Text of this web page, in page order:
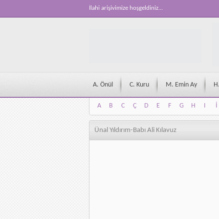
İlahi arişivimize hoşgeldiniz...
A. Önül C. Kuru M. Emin Ay
A B C Ç D E F G H I İ
A
B C Ç D E F G H I İ
Ünal Yıldırım-Babı Ali Kılavuz